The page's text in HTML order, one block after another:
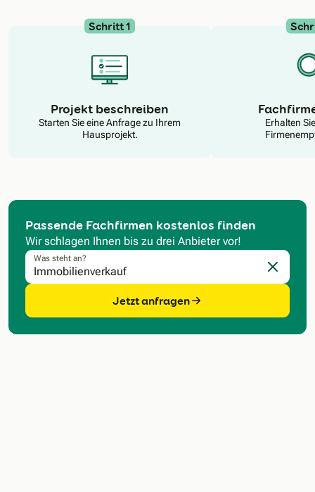
Schritt 1
Projekt beschreiben
Starten Sie eine Anfrage zu Ihrem
Hausprojekt.
Erhalten
Passende Fachfirmen kostenlos finden
Wir schlagen Ihnen bis zu drei Anbieter vor!
Was steht an?
Eingabe
Jetzt anfragen